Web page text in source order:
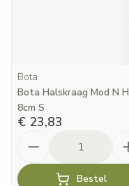
Bota
Bota Halskraag Mod N H
8cm S
€ 23,83
Bestel